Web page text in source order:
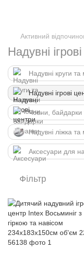
Активний
Надувні
Надувні круги
Надувні ігрові
Човни, байдарки
Надувні ліжка та
Аксесуари для
Фільтр